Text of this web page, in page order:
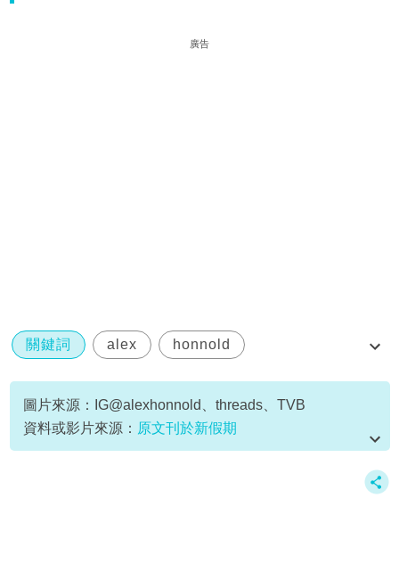
廣告
關鍵詞 alex honnold
台北101攀登
謝天華神鎗狙擊
圖片來源：IG@alexhonnold、threads、TVB
資料或影片來源： 原文刊於新假期